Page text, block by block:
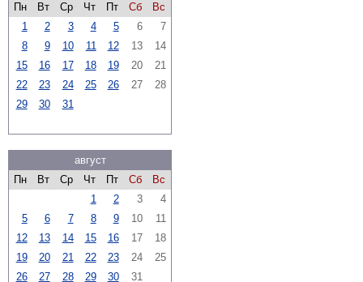
Пн
Вт Ср Чт Пт Сб
Вс
1
2 3 4 5 6
7
8
9 10 11 12 13
14
15
16 17 18 19 20
21
22
23 24 25 26 27
28
29
30 31
август
Пн
Вт Ср Чт Пт Сб
Вс
1
2 3
4
5
6 7 8 9 10
11
12
13 14 15 16 17
18
19
20 21 22 23 24
25
26
27 28 29 30 31